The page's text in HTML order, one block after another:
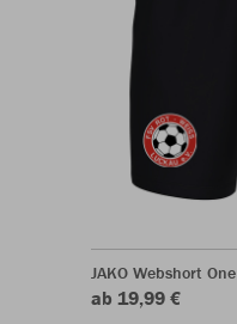
JAKO Webshort One
ab 19,99 €